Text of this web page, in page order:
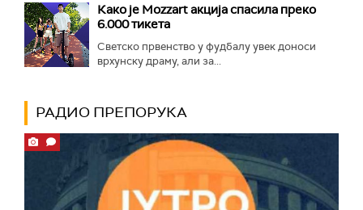
Како је Mozzart акција спасила преко
6.000 тикета
Светско првенство у фудбалу увек доноси
врхунску драму, али за...
РАДИО ПРЕПОРУКА